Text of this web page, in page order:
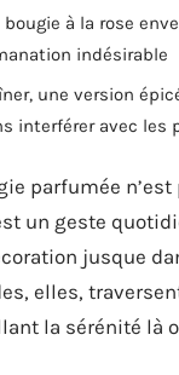
à la rose
indésirable
une version
interférer avec les
parfumée n’est
un geste
jusque
elles,
la sérénité là